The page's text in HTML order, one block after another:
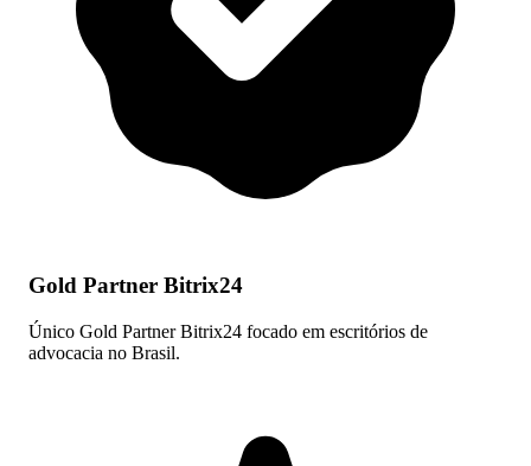
Gold Partner Bitrix24
Único Gold Partner Bitrix24 focado em escritórios de
advocacia no Brasil.